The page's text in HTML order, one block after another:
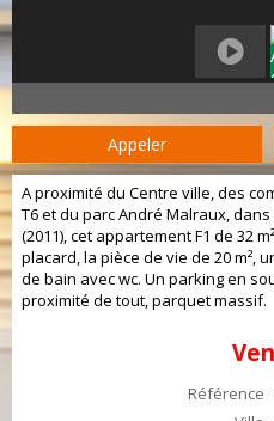
Appeler
A proximité du Centre ville, des
T6 et du parc André Malraux,
(2011), cet appartement F1 de 32
placard, la pièce de vie de 20 m²,
de bain avec wc. Un parking en
proximité de tout, parquet massif.
Référence